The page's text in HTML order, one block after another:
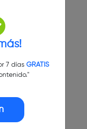
7 días GRATIS